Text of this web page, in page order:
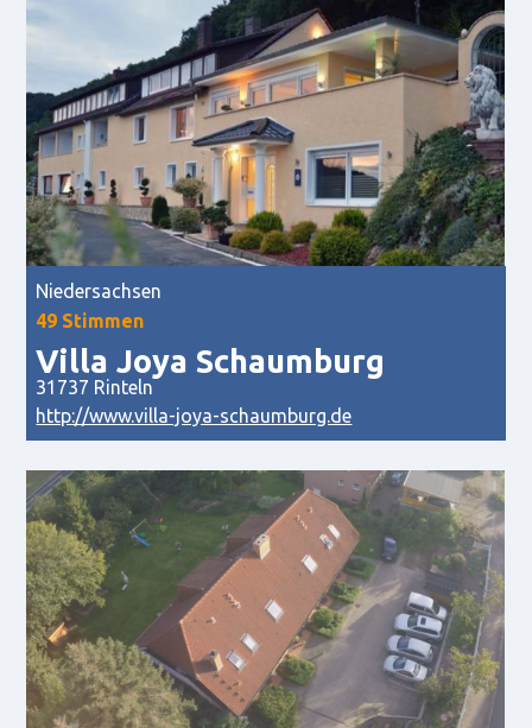
Niedersachsen
49 Stimmen
Villa Joya Schaumburg
31737 Rinteln
http://www.villa-joya-schaumburg.de